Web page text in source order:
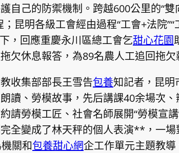
自己的防禦機制。跨越600公里的“雙
昆明各級工會經由過程“工會+法院”“
，回應重慶永川區總工會乞甜心花園
欠休息報答，為89名農人工追回拖欠
收集部部長王雪告包養知記者，昆明
讀、勞模故事，先后講課40余場次、
請勞模工匠、社會名師展開“勞模宣
全變成了林天秤的個人表演**，一
關和包養甜心網企工作單元主題教